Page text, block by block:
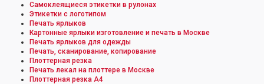
Самоклеящиеся этикетки в рулонах
Этикетки с логотипом
Печать ярлыков
Картонные ярлыки изготовление и печать в Москве
Печать ярлыков для одежды
Печать, сканирование, копирование
Плоттерная резка
Печать лекал на плоттере в Москве
Плоттерная резка А4